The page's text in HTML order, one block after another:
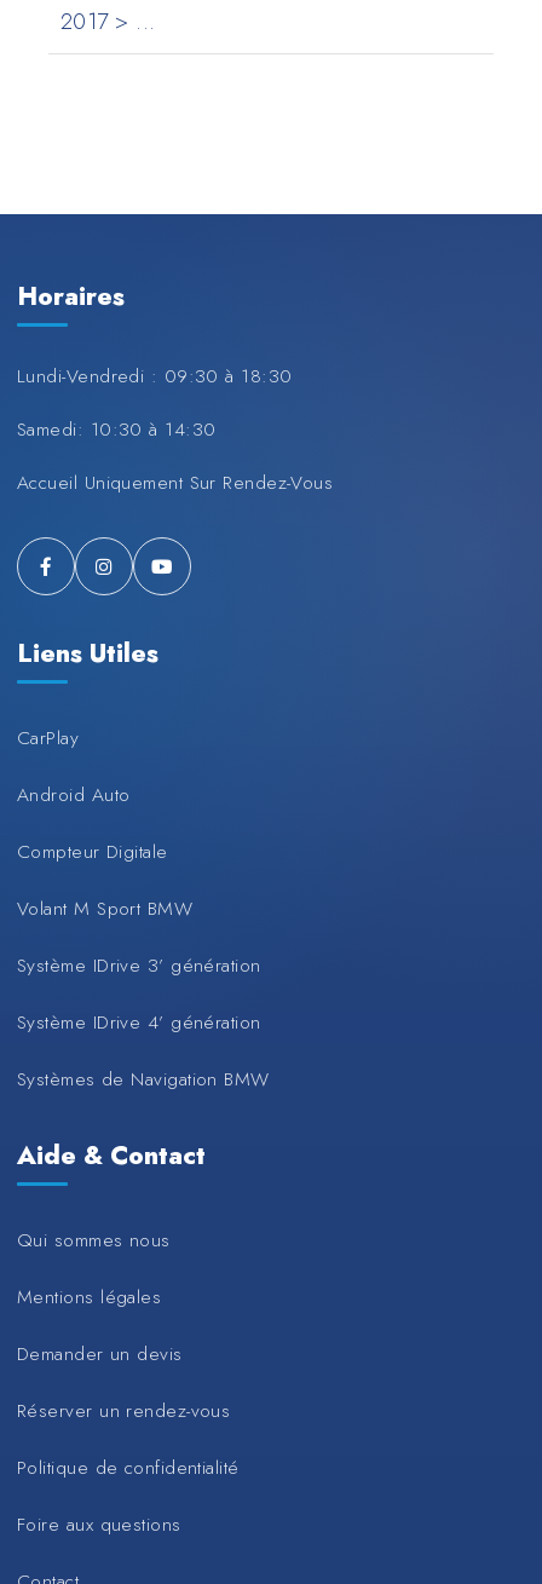
2017 > ...
Horaires
Lundi-Vendredi : 09:30 à 18:30
Samedi: 10:30 à 14:30
Accueil Uniquement Sur Rendez-Vous
Liens Utiles
CarPlay
Android Auto
Compteur Digitale
Volant M Sport BMW
Système IDrive 3’ génération
Système IDrive 4’ génération
Systèmes de Navigation BMW
Aide & Contact
Qui sommes nous
Mentions légales
Demander un devis
Réserver un rendez-vous
Politique de confidentialité
Foire aux questions